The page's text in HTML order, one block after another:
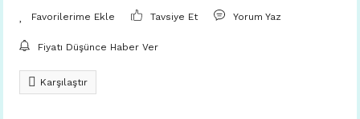
Tavsiye Et Yorum Yaz
Fiyatı Düşünce Haber Ver
Karşılaştır